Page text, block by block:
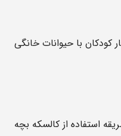
کودکان با حیوانات خانگی
استفاده از کالسکه بچه